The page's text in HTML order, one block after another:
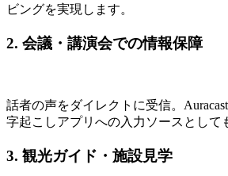
ビングを実現します。
2. 会議・講演会での情報保障
話者の声をダイレクトに受信。
字起こしアプリへの入力ソースとして
3. 観光ガイド・施設見学